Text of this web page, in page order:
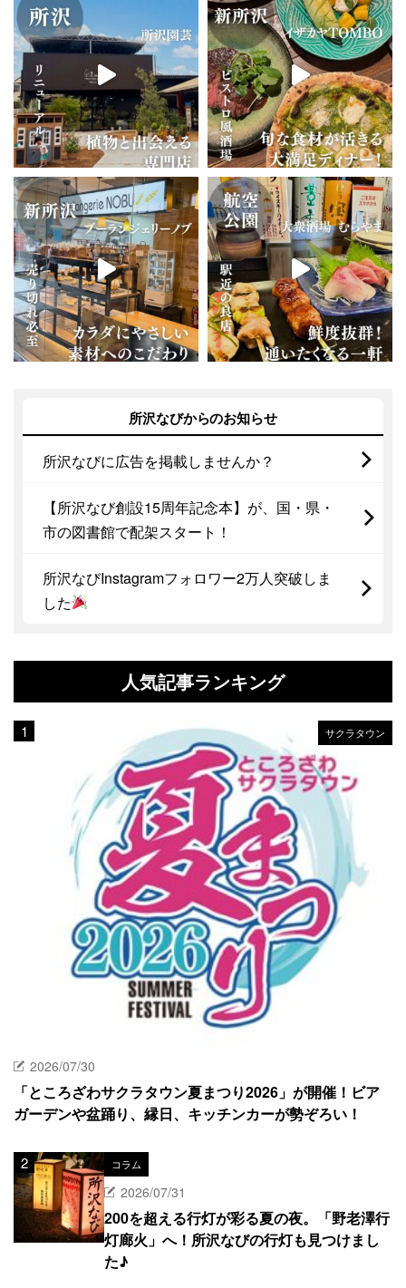
所沢なびからのお知らせ
所沢なびに広告を掲載しませんか？
【所沢なび創設15周年記念本】が、国・県・
市の図書館で配架スタート！
所沢なびInstagramフォロワー2万人突破しま
した
人気記事ランキング
サクラタウン
2026/07/30
「ところざわサクラタウン夏まつり2026」が開催！ビア
ガーデンや盆踊り、縁日、キッチンカーが勢ぞろい！
コラム
2026/07/31
200を超える行灯が彩る夏の夜。「野老澤行
灯廊火」へ！所沢なびの行灯も見つけまし
た♪